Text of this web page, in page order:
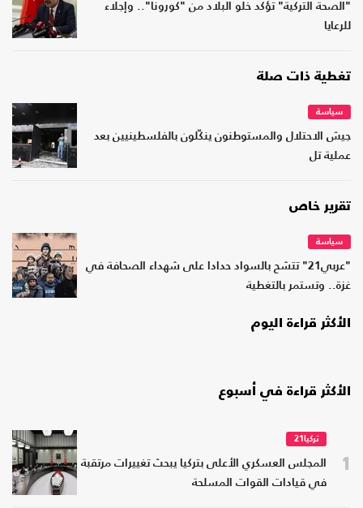
"الصحة التركية" تؤكد خلو البلاد من "كورونا".. وإجلاء
للرعايا
تغطية ذات صلة
سياسة
جيش الاحتلال والمستوطنون ينكّلون بالفلسطينيين بعد
عملية تل
تقرير خاص
سياسة
"عربي21" تتشح بالسواد حدادا على شهداء الصحافة في
غزة.. وتستمر بالتغطية
الأكثر قراءة اليوم
الأكثر قراءة في أسبوع
1
تركيا21
المجلس العسكري الأعلى بتركيا يبحث تغييرات مرتقبة
في قيادات القوات المسلحة